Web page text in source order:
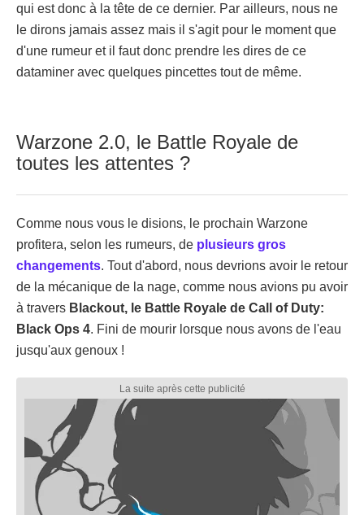
qui est donc à la tête de ce dernier. Par ailleurs, nous ne
le dirons jamais assez mais il s'agit pour le moment que
d'une rumeur et il faut donc prendre les dires de ce
dataminer avec quelques pincettes tout de même.
Warzone 2.0, le Battle Royale de
toutes les attentes ?
Comme nous vous le disions, le prochain Warzone
profitera, selon les rumeurs, de plusieurs gros
changements. Tout d'abord, nous devrions avoir le retour
de la mécanique de la nage, comme nous avions pu avoir
à travers Blackout, le Battle Royale de Call of Duty:
Black Ops 4. Fini de mourir lorsque nous avons de l'eau
jusqu'aux genoux !